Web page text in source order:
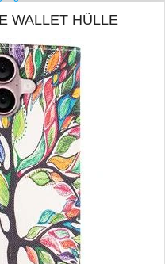
WALLET HÜLLE